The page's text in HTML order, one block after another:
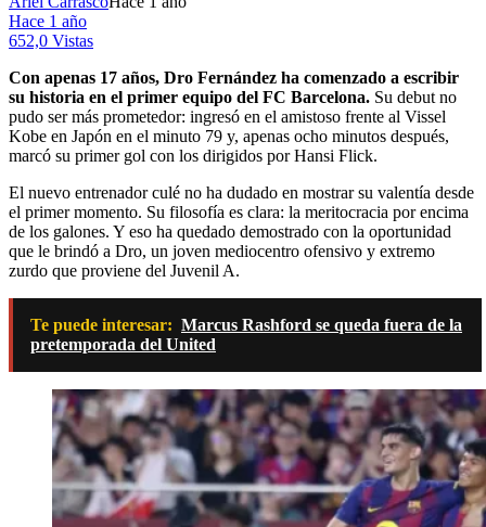
Hace 1 año
652,0 Vistas
Con apenas 17 años, Dro Fernández ha comenzado a escribir
su historia en el primer equipo del FC Barcelona. Su debut no
pudo ser más prometedor: ingresó en el amistoso frente al Vissel
Kobe en Japón en el minuto 79 y, apenas ocho minutos después,
marcó su primer gol con los dirigidos por Hansi Flick.
El nuevo entrenador culé no ha dudado en mostrar su valentía desde
el primer momento. Su filosofía es clara: la meritocracia por encima
de los galones. Y eso ha quedado demostrado con la oportunidad
que le brindó a Dro, un joven mediocentro ofensivo y extremo
zurdo que proviene del Juvenil A.
Te puede interesar: Marcus Rashford se queda fuera de la
pretemporada del United